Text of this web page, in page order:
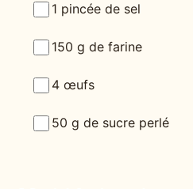
1 pincée de sel
150 g de farine
4 œufs
50 g de sucre perlé